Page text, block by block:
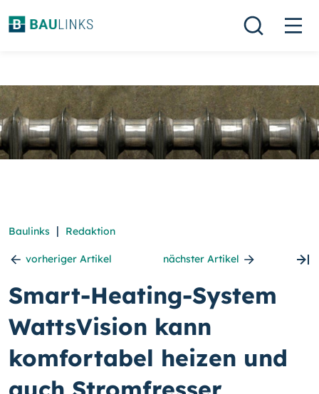
Baulinks | Redaktion
vorheriger Artikel nächster Artikel
Smart-Heating-System
WattsVision kann
komfortabel heizen und